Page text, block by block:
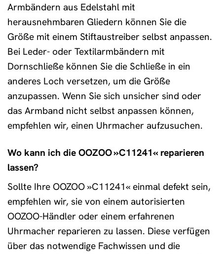
Armbändern aus Edelstahl mit
herausnehmbaren Gliedern können Sie die
Größe mit einem Stiftaustreiber selbst anpassen.
Bei Leder- oder Textilarmbändern mit
Dornschließe können Sie die Schließe in ein
anderes Loch versetzen, um die Größe
anzupassen. Wenn Sie sich unsicher sind oder
das Armband nicht selbst anpassen können,
empfehlen wir, einen Uhrmacher aufzusuchen.
Wo kann ich die OOZOO »C11241« reparieren
lassen?
Sollte Ihre OOZOO »C11241« einmal defekt sein,
empfehlen wir, sie von einem autorisierten
OOZOO-Händler oder einem erfahrenen
Uhrmacher reparieren zu lassen. Diese verfügen
über das notwendige Fachwissen und die